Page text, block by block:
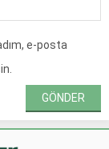
e-posta